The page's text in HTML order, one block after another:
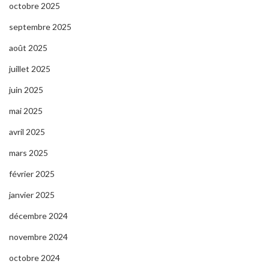
octobre 2025
septembre 2025
août 2025
juillet 2025
juin 2025
mai 2025
avril 2025
mars 2025
février 2025
janvier 2025
décembre 2024
novembre 2024
octobre 2024